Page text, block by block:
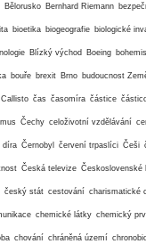
Bělorusko Bernhard Riemann
bioetika biogeografie biologické
Blízký východ Boeing
bouře brexit Brno budoucnost
Callisto čas časomíra částice
Čechy celoživotní vzdělávání
díra Černobyl červení trpaslíci Češi
Česká televize Československé
český stát cestování charismatické
chemické látky chemický
chování chráněná území